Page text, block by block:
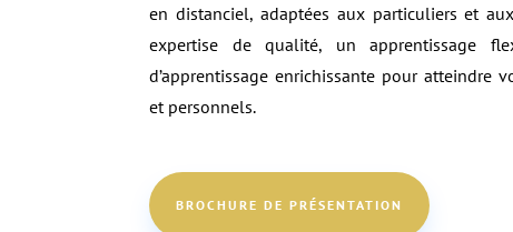
en distanciel, adaptées aux particuliers et
expertise de qualité, un apprentissage
d’apprentissage enrichissante pour atteindre
et personnels.
BROCHURE DE PRÉSENTATION